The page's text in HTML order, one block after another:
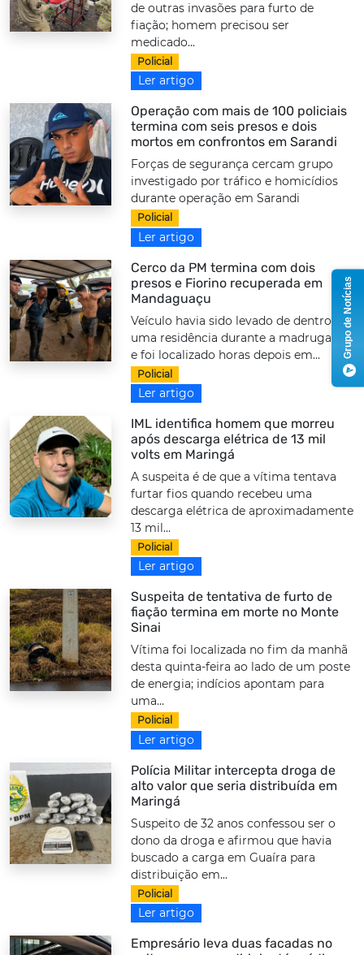
de outras invasões para furto de
fiação; homem precisou ser
medicado...
Policial
Ler artigo
Operação com mais de 100 policiais
termina com seis presos e dois
mortos em confrontos em Sarandi
Forças de segurança cercam grupo
investigado por tráfico e homicídios
durante operação em Sarandi
Policial
Ler artigo
Cerco da PM termina com dois
presos e Fiorino recuperada em
Mandaguaçu
Veículo havia sido levado de dentro de
uma residência durante a madrugada
e foi localizado horas depois em...
Policial
Ler artigo
IML identifica homem que morreu
após descarga elétrica de 13 mil
volts em Maringá
A suspeita é de que a vítima tentava
furtar fios quando recebeu uma
descarga elétrica de aproximadamente
13 mil...
Policial
Ler artigo
Suspeita de tentativa de furto de
fiação termina em morte no Monte
Sinai
Vítima foi localizada no fim da manhã
desta quinta-feira ao lado de um poste
de energia; indícios apontam para
uma...
Policial
Ler artigo
Polícia Militar intercepta droga de
alto valor que seria distribuída em
Maringá
Suspeito de 32 anos confessou ser o
dono da droga e afirmou que havia
buscado a carga em Guaíra para
distribuição em...
Policial
Ler artigo
Empresário leva duas facadas no
Grupo de Notícias